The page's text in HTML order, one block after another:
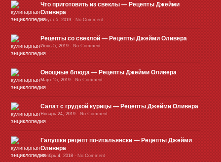
Что приготовить из свеклы — Рецепты Джейми
Оливера
Август 5, 2019- No Comment
Рецепты со свеклой — Рецепты Джейми Оливера
Июнь 5, 2019- No Comment
Овощные блюда — Рецепты Джейми Оливера
Март 15, 2019- No Comment
Салат с грудкой курицы — Рецепты Джейми Оливера
Январь 24, 2019- No Comment
Галушки рецепт по-итальянски — Рецепты Джейми
Оливера
Ноябрь 4, 2018- No Comment